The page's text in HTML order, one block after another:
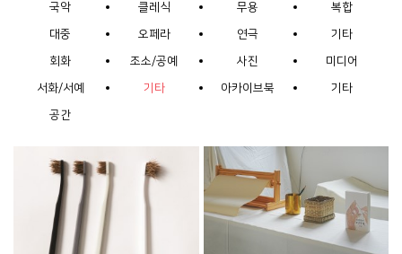
국악 클레식 무용 복합
대중 오페라 연극 기타
회화 조소/공예 사진 미디어
서화/서예 기타 아카이브북 기타
공간